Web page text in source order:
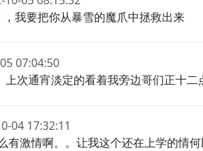
，我要把你从暴雪的魔爪中拯救出来
07:04:50
上次通宵淡定的看着我旁边哥们正十
04 17:32:11
有激情啊。。让我这个还在上学的情何